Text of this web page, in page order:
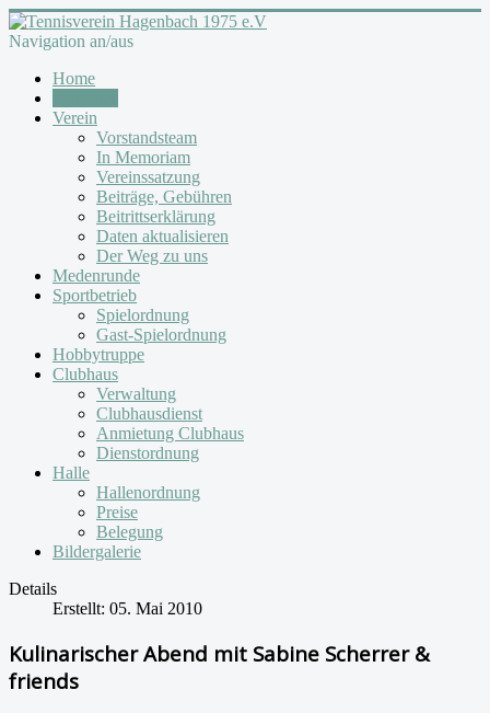
Navigation an/aus
Home
Verein
Vorstandsteam
In Memoriam
Vereinssatzung
Beiträge, Gebühren
Beitrittserklärung
Daten aktualisieren
Der Weg zu uns
Medenrunde
Sportbetrieb
Spielordnung
Gast-Spielordnung
Hobbytruppe
Clubhaus
Verwaltung
Clubhausdienst
Anmietung Clubhaus
Dienstordnung
Halle
Hallenordnung
Preise
Belegung
Bildergalerie
Details
Erstellt: 05. Mai 2010
Kulinarischer Abend mit Sabine Scherrer &
friends